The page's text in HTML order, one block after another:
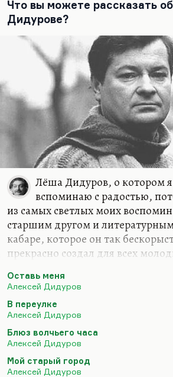
Что вы можете рассказать
Дидурове?
Лёша Дидуров, о котором я
вспоминаю с радостью,
из самых светлых моих
старшим другом и
кабаре, которое он так
прекрасно создал для всех
московские поэты успели
помню там и Степанцова, и
Чухонцева помню там, и Кабыш,
Володя Алексеев там пел, и Цой
(правда, задолго до меня —
Цой был уже во славе), и
несколько раз, Скородумов.
Оставь меня
Алексей Дидуров
В переулке
Алексей Дидуров
Блюз волчьего часа
Алексей Дидуров
Мой старый город
Алексей Дидуров